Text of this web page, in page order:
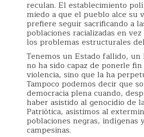
reculan. El establecimiento
miedo a que el pueblo alce su
prefiere seguir sacrificando a
poblaciones racializadas en
los problemas estructurales
Tenemos un Estado fallido, un
no ha sido capaz de ponerle fin
violencia, sino que la ha
Tampoco podemos decir que
democracia plena cuando,
haber asistido al genocidio de
Patriótica, asistimos al
poblaciones negras, indígenas
campesinas.